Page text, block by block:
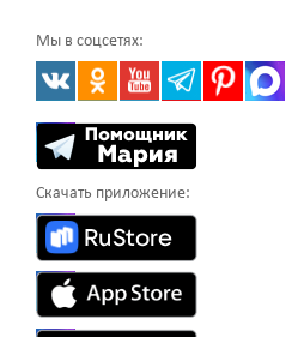
Мы в соцсетях:
Скачать приложение: